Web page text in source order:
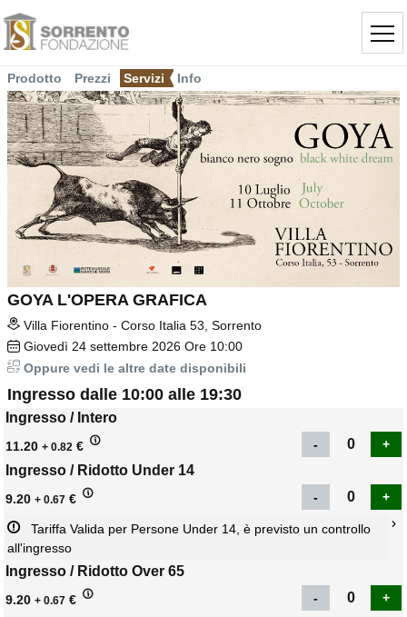
Prodotto Prezzi Servizi Info
GOYA L'OPERA GRAFICA
Villa Fiorentino - Corso Italia 53, Sorrento
Giovedì 24 settembre 2026 Ore 10:00
Oppure vedi le altre date disponibili
Ingresso dalle 10:00 alle 19:30
Ingresso / Intero
11.20 + 0.82 €
Ingresso / Ridotto Under 14
9.20 + 0.67 €
all'ingresso
Ingresso / Ridotto Over 65
9.20 + 0.67 €